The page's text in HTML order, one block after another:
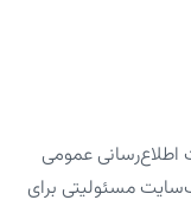
عمومی
مسئولیتی برای